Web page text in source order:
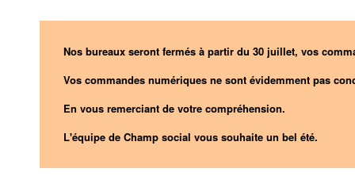
Nos bureaux seront fermés à partir du 30 juillet, vos
Vos commandes numériques ne sont évidemment pas
En vous remerciant de votre compréhension.
L'équipe de Champ social vous souhaite un bel été.